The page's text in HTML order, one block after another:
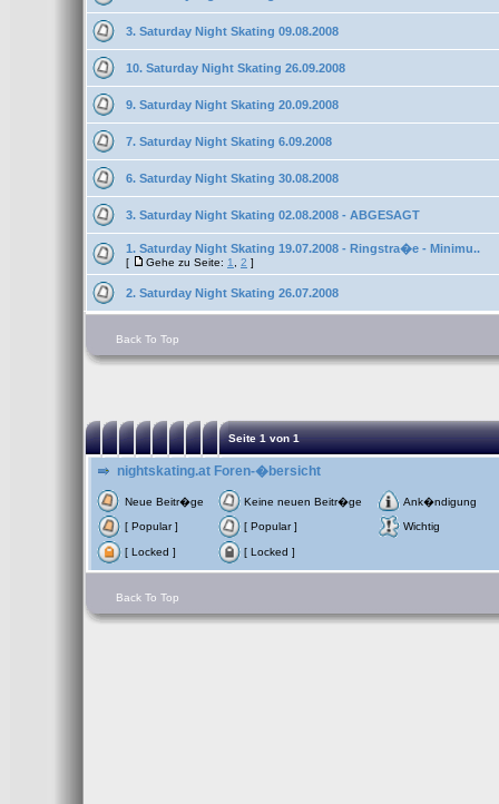
3. Saturday Night Skating 09.08.2008
10. Saturday Night Skating 26.09.2008
9. Saturday Night Skating 20.09.2008
7. Saturday Night Skating 6.09.2008
6. Saturday Night Skating 30.08.2008
3. Saturday Night Skating 02.08.2008 - ABGESAGT
1. Saturday Night Skating 19.07.2008 - Ringstra�e - Minimu..
[ Gehe zu Seite: 1 2 ]
2. Saturday Night Skating 26.07.2008
Back To Top
Seite 1 von 1
nightskating.at Foren-�bersicht
Neue Beitr�ge Keine neuen Beitr�ge
Ank�ndigung
[ Popular ]
[ Popular ] Wichtig
[ Locked ] [ Locked ]
Back To Top